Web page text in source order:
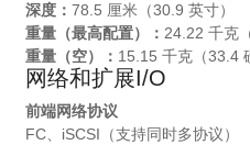
深度：78.5 厘米（30.9 英寸）
重量（最高配置）：24.22 千克
重量（空）： 15.15 千克（33.4
网络和扩展I/O
前端网络协议
FC、iSCSI（支持同时多协议）